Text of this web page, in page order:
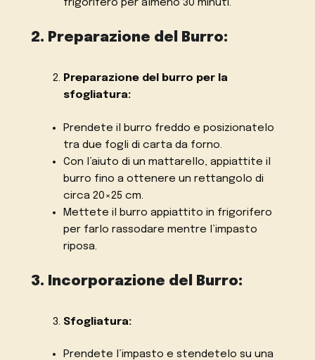
frigorifero per almeno 30 minuti.
2. Preparazione del Burro:
Preparazione del burro per la
sfogliatura:
Prendete il burro freddo e posizionatelo
tra due fogli di carta da forno.
Con l’aiuto di un mattarello, appiattite il
burro fino a ottenere un rettangolo di
circa 20×25 cm.
Mettete il burro appiattito in frigorifero
per farlo rassodare mentre l’impasto
riposa.
3. Incorporazione del Burro:
Sfogliatura:
Prendete l’impasto e stendetelo su una